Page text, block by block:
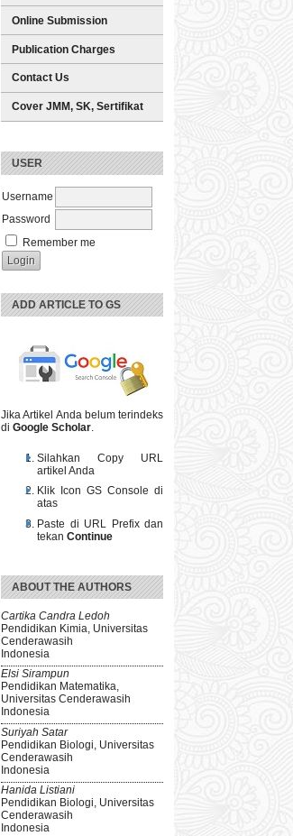
Online Submission
Publication Charges
Contact Us
Cover JMM, SK, Sertifikat
USER
Username
Password
Remember me
ADD ARTICLE TO GS
Jika Artikel Anda belum terindeks
di Google Scholar
Silahkan Copy URL
artikel Anda
Klik Icon GS Console di
atas
Paste di URL Prefix dan
tekan Continue
ABOUT THE AUTHORS
Cartika Candra Ledoh
Pendidikan Kimia, Universitas
Cenderawasih
Indonesia
Elsi Sirampun
Pendidikan Matematika,
Universitas Cenderawasih
Indonesia
Suriyah Satar
Pendidikan Biologi, Universitas
Cenderawasih
Indonesia
Hanida Listiani
Pendidikan Biologi, Universitas
Cenderawasih
Indonesia